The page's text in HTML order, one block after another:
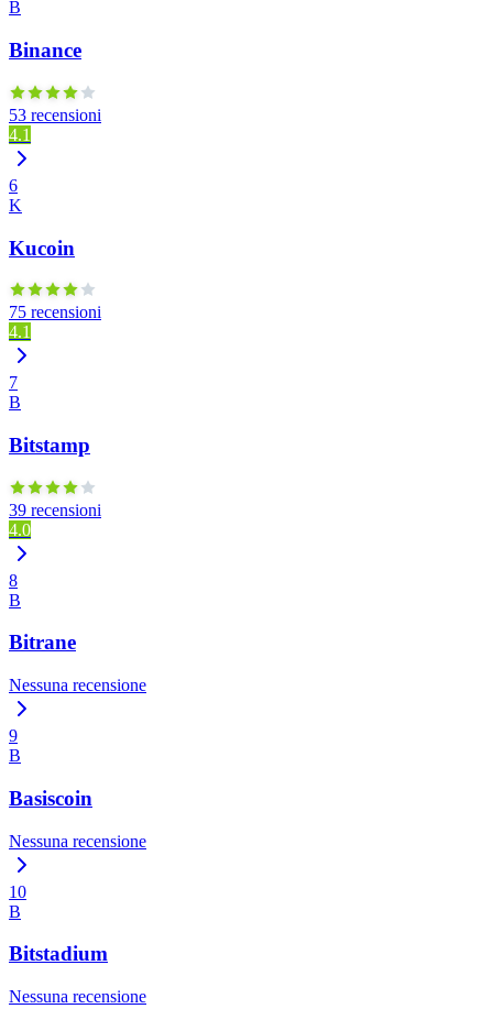
B
Binance
53 recensioni
4.1
6
K
Kucoin
75 recensioni
4.1
7
B
Bitstamp
39 recensioni
4.0
8
B
Bitrane
Nessuna recensione
9
B
Basiscoin
Nessuna recensione
10
B
Bitstadium
Nessuna recensione